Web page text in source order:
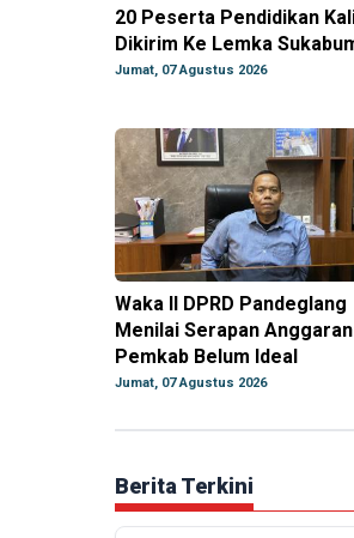
20 Peserta Pendidikan
Dikirim Ke Lemka
Jumat, 07 Agustus 2026
Waka II DPRD Pandeglang
Menilai Serapan Anggaran
Pemkab Belum Ideal
Jumat, 07 Agustus 2026
Berita Terkini